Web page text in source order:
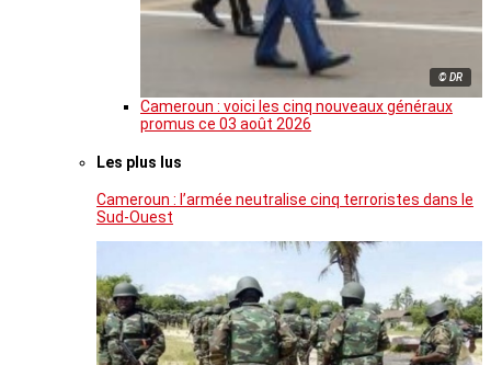
© DR
Cameroun : voici les cinq nouveaux généraux
promus ce 03 août 2026
Les plus lus
Cameroun : l’armée neutralise cinq terroristes dans le
Sud-Ouest